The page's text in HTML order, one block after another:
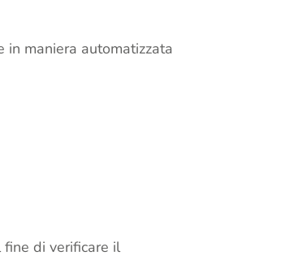
maniera automatizzata
di verificare il